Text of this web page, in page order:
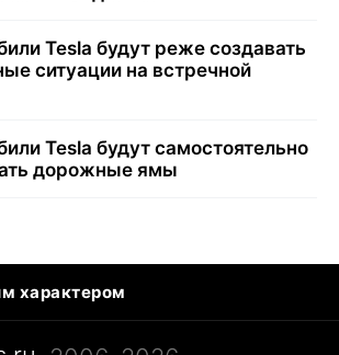
Tesla будут реже создавать
ситуации на встречной
Tesla будут самостоятельно
дорожные ямы
характером
кровать
Тунцы в океанариуме
России